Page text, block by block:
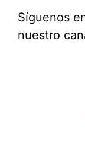
Síguenos
nuestro